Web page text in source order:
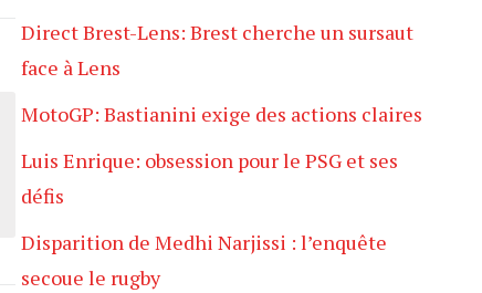
Direct Brest-Lens: Brest cherche un sursaut
face à Lens
MotoGP: Bastianini exige des actions claires
Luis Enrique: obsession pour le PSG et ses
défis
Disparition de Medhi Narjissi : l’enquête
secoue le rugby